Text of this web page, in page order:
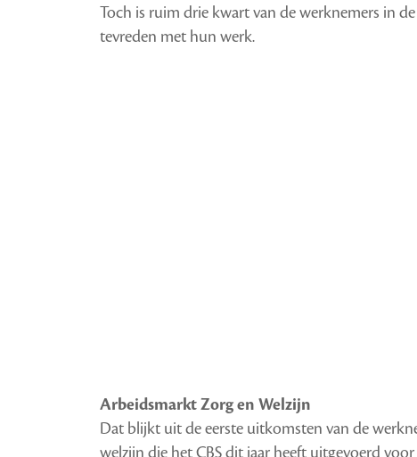
Toch is ruim drie kwart van de werknemers in
tevreden met hun werk.
Arbeidsmarkt Zorg en Welzijn
Dat blijkt uit de eerste uitkomsten van de